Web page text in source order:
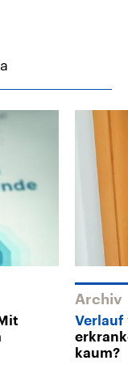
Archiv
Verlauf
kaum?